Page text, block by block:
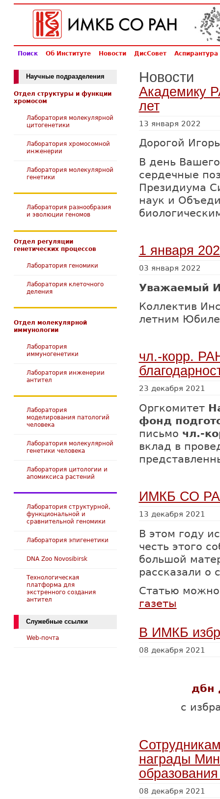
Поиск Об Институте Новости ДисСовет Аспирантура
Новости
Академику
лет
13 января 2022
Дорогой
В день
сердечные
Президиума
наук и
1 января
03 января 2022
Уважаемый
Коллектив
летним
чл.-корр.
23 декабря 2021
Оргкомитет
фонд
письмо чл.-
вклад в
ИМКБ СО
13 декабря 2021
В этом году
честь этого
большой
рассказали о
Статью
газеты
В ИМКБ
08 декабря 2021
дбн
с
награды
08 декабря 2021
Научные подразделения
Отдел структуры и функции
хромосом
Лаборатория молекулярной
цитогенетики
Лаборатория хромосомной
инженерии
Лаборатория молекулярной
генетики
Лаборатория разнообразия
и эволюции геномов
Отдел регуляции
генетических процессов
Лаборатория геномики
Лаборатория клеточного
деления
Отдел молекулярной
иммунологии
Лаборатория
иммуногенетики
Лаборатория инженерии
антител
Лаборатория
моделирования патологий
человека
Лаборатория молекулярной
генетики человека
Лаборатория цитологии и
апомиксиса растений
Лаборатория структурной,
функциональной и
сравнительной геномики
Лаборатория эпигенетики
DNA Zoo Novosibirsk
Технологическая
платформа для
экстренного создания
антител
Служебные ссылки
Web-почта